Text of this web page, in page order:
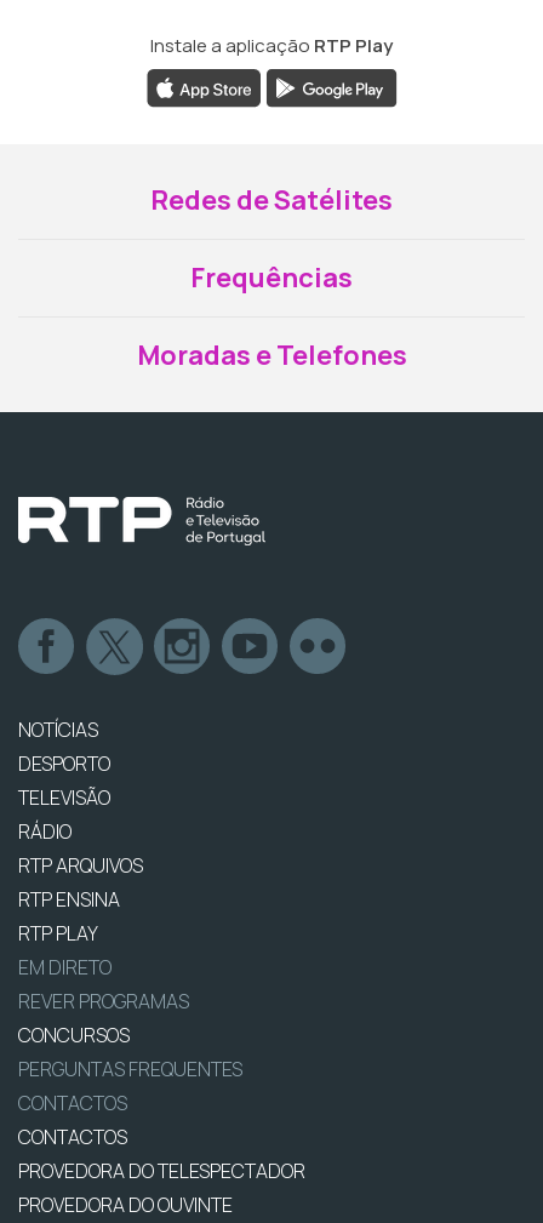
Instale a aplicação RTP Play
Redes de Satélites
Frequências
Moradas e Telefones
NOTÍCIAS
DESPORTO
TELEVISÃO
RÁDIO
RTP ARQUIVOS
RTP ENSINA
RTP PLAY
EM DIRETO
REVER PROGRAMAS
CONCURSOS
PERGUNTAS FREQUENTES
CONTACTOS
CONTACTOS
PROVEDORA DO TELESPECTADOR
PROVEDORA DO OUVINTE